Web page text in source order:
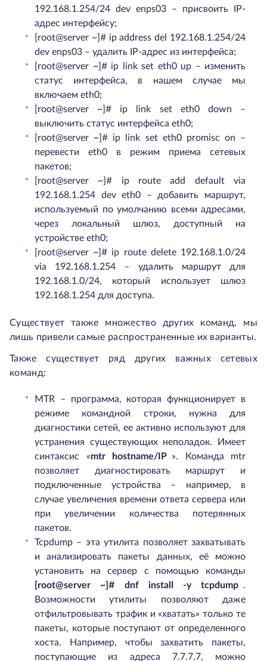
192.168.1.254/24 dev enps03 – присвоить IP-
адрес интерфейсу;
[root@server ~]# ip address del 192.168.1.254/24
dev enps03 – удалить IP-адрес из интерфейса;
[root@server ~]# ip link set eth0 up – изменить
статус интерфейса, в нашем случае мы
включаем eth0;
[root@server ~]# ip link set eth0 down –
выключить статус интерфейса eth0;
[root@server ~]# ip link set eth0 promisc on –
перевести eth0 в режим приема сетевых
пакетов;
[root@server ~]# ip route add default via
192.168.1.254 dev eth0 – добавить маршрут,
используемый по умолчанию всеми адресами,
через локальный шлюз, доступный на
устройстве eth0;
[root@server ~]# ip route delete 192.168.1.0/24
via 192.168.1.254 – удалить маршрут для
192.168.1.0/24, который использует шлюз
192.168.1.254 для доступа.
Существует также множество других команд, мы
лишь привели самые распространенные их варианты.
Также существует ряд других важных сетевых
команд:
MTR – программа, которая функционирует в
режиме командной строки, нужна для
диагностики сетей, ее активно используют для
устранения существующих неполадок. Имеет
синтаксис «mtr hostname/IP ». Команда mtr
позволяет диагностировать маршрут и
подключенные устройства – например, в
случае увеличения времени ответа сервера или
при увеличении количества потерянных
пакетов.
Tcpdump – эта утилита позволяет захватывать
и анализировать пакеты данных, её можно
установить на сервер с помощью команды
[root@server ~]# dnf install -y tcpdump .
Возможности утилиты позволяют даже
отфильтровывать трафик и «хватать» только те
пакеты, которые поступают от определенного
хоста. Например, чтобы захватить пакеты,
поступающие из адреса 7.7.7.7, можно